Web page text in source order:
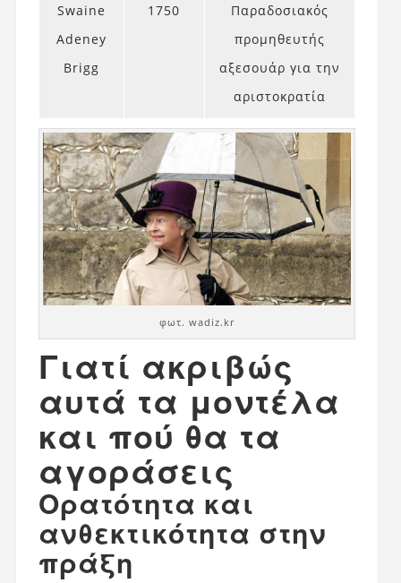
Swaine
Adeney
Brigg
1750
Παραδοσιακός
προμηθευτής
αξεσουάρ για την
αριστοκρατία
φωτ. wadiz.kr
Γιατί ακριβώς
αυτά τα μοντέλα
και πού θα τα
αγοράσεις
Ορατότητα και
ανθεκτικότητα στην
πράξη